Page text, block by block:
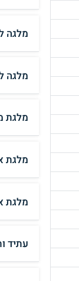
מלגה
מלגה
מלגת
מלגת
מלגת
עתיד